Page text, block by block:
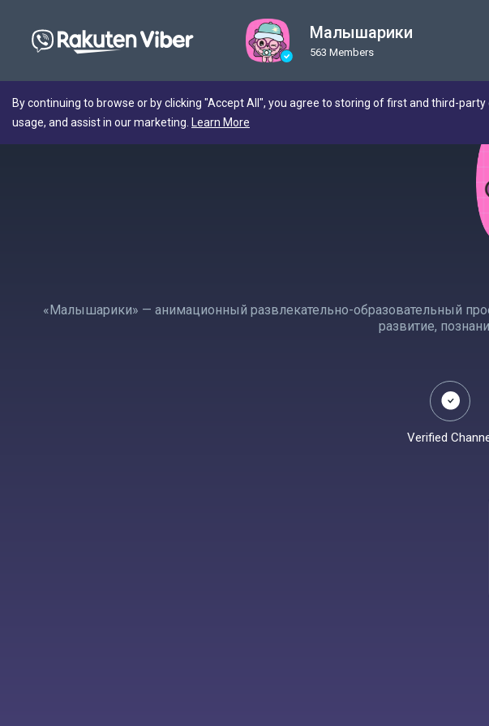
Малышарики
563 Members
By continuing to browse or by clicking "Accept All", you agree to storing of first and third-
usage, and assist in our marketing.
Learn More
«Малышарики» — анимационный развлекательно-образовательный
развитие,
Verified